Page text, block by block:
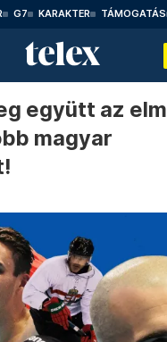
G7 KARAKTER TÁMOGATÁS
együtt az
magyar